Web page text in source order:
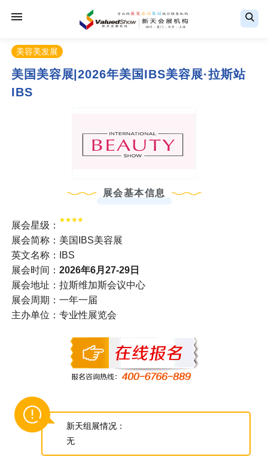
美容美发展
美国美容展|2026年美国IBS美容展·拉斯站
IBS
展会基本信息
展会星级：
展会简称：美国IBS美容展
英文名称：IBS
展会时间： 2026年6月27-29日
展会地址：拉斯维加斯会议中心
展会周期：一年一届
主办单位：专业性展览会
新天组展情况：
无